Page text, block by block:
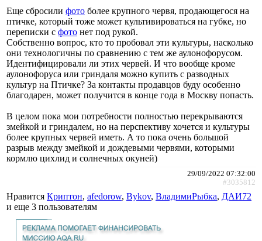
Еще сбросили фото более крупного червя, продающегося на
птичке, который тоже может культивироваться на губке, но
переписки с фото нет под рукой.
Собственно вопрос, кто то пробовал эти культуры, насколько
они технологичны по сравнению с тем же аулонофорусом.
Идентифицировали ли этих червей. И что вообще кроме
аулонофоруса или гриндаля можно купить с разводных
культур на Птичке? За контакты продавцов буду особенно
благодарен, может получится в конце года в Москву попасть.
В целом пока мои потребности полностью перекрываются
змейкой и гриндалем, но на перспективу хочется и культуры
более крупных червей иметь. А то пока очень большой
разрыв между змейкой и дождевыми червями, которыми
кормлю цихлид и солнечных окуней)
29/09/2022 07:32:00
#3035812
Нравится Криптон, afedorow, Bykov, ВладимиРыбка, ДАИ72
и еще 3 пользователям